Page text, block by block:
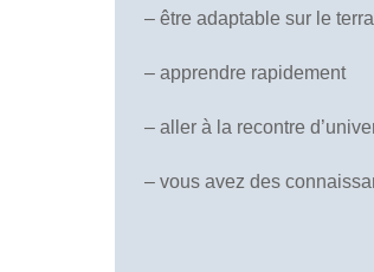
– être adaptable sur le
– apprendre rapidement
– aller à la recontre
– vous avez des